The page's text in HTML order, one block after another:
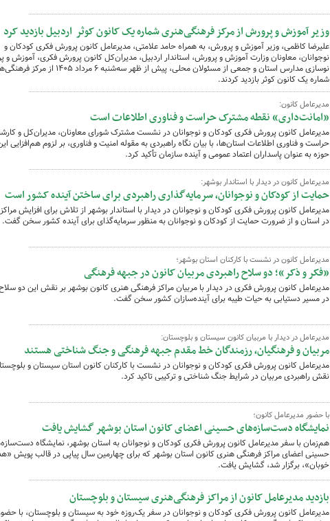
وزیر آموزش و پرورش از مرکز فرهنگی‌هنری شماره یک کانون کوثر اردبیل بازدید کرد
علیرضا کاظمی، وزیر آموزش و پرورش، به همراه حامد علامتی، مدیرعامل کانون پرورش فکری کودکان و
نوجوانان، معاونان وزارت آموزش و پرورش، استاندار اردبیل، مدیران‌کل کانون پرورش فکری، آموزش و
نوسازی مدارس استان و جمعی از مسئولان محلی، پیش از ظهر سه‌شنبه ۶ مرداد
شماره یک کانون کوثر بازدید کردند.
مدیرعامل کانون:
«امانت‌داری» نقطه مشترک حراست و فناوری اطلاعات است
مدیرعامل کانون پرورش فکری کودکان و نوجوانان در نشست مشترک شورای معاونان، مدیران‌کل و
حراست و فناوری اطلاعات استان‌ها، با بیان نگاه راهبردی به مقوله امنیت و فناوری، بر لزوم هم‌افزایی
حوزه به عنوان پاسداران اعتماد عمومی و آینده سازمان تأکید کرد.
مدیرعامل کانون در دیدار با استاندار بوشهر:
حمایت از کودکان و نوجوانان،‌ سرمایه‌گذاری راهبردی برای ساختن آینده کشور است
مدیرعامل کانون پرورش فکری کودکان و نوجوانان در دیدار با استاندار بوشهر از تلاش برای افزایش
در استان و از ضرورت حمایت از کودکان و نوجوانان به منظور سرمایه‌گذای برای آینده کشور سخن گفت.
مدیرعامل کانون در نشست با کارکنان استان بوشهر؛
«فکر و ذکر»؛ دو سلاح راهبردی مربیان کانون در جبهه فرهنگی
مدیرعامل کانون پرورش فکری در دیدار با مربیان مراکز فرهنگی هنری کانون بوشهر بر نقش این دو
در مسیر دستیابی به حیات طیبه برای آینده‌سازان کشور سخن گفت.
مدیرعامل در دیدار با مربیان کانون سیستان و بلوچستان:
مربیان و فرهنگیان، رزمندگان خط مقدم جبهه فرهنگی و جنگ شناختی هستند
مدیرعامل کانون پرورش فکری کودکان و نوجوانان در نشست با کارکنان کانون استان سیستان و
نقش راهبردی مربیان در شرایط جنگ شناختی و ترکیبی تاکید کرد.
با حضور مدیرعامل کانون؛
نمایشگاه دست‌سازه‌های حسینی اعضای کانون استان بوشهر گشایش یافت
هم‌زمان با سفر مدیرعامل کانون پرورش فکری کودکان و نوجوانان به استان بوشهر، نمایشگاه
حسینی اعضای مراکز فرهنگی هنری کانون استان بوشهر که برای چهارمین سال پیاپی در قالب پویش
خوبان»، برگزار شد، گشایش یافت.
بازدید مدیرعامل کانون از مراکز فرهنگی‌هنری سیستان و بلوچستان
مدیرعامل کانون پرورش فکری کودکان و نوجوانان در سفر یک‌روزه خود به سیستان و بلوچستان، با